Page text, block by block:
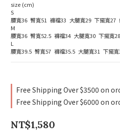
size (cm)
S
腰寬36  臀寬51  褲襠33  大腿寬29  下擺寬27
M
腰寬36  臀寬52.5  褲襠34  大腿寬30  下擺寬
L
腰寬39.5  臀寬57  褲襠35.5  大腿寬31  下擺
Free Shipping Over $3500 on
Free Shipping Over $6000 on
NT$1,580